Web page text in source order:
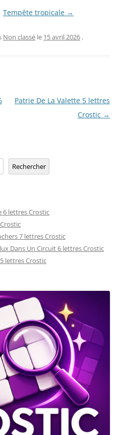
Tempête tropicale →
Non classé le 15 avril 2026 .
Patrie De La Valette 5 lettres
Crostic →
Rechercher
6 lettres Crostic
7 lettres Crostic
Dans Un Circuit 6 lettres Crostic
lettres Crostic